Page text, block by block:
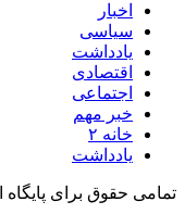
اخبار
سیاسی
یادداشت
اقتصادی
اجتماعی
خبر مهم
خانه ۲
یادداشت
تمامی حقوق برای